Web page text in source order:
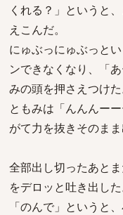
くれる？」というと
えこんだ。
にゅぶっにゅぶっと
ンできなくなり、「
みの頭を押さえつけた
ともみは「んんんー
がて力を抜きそのま
全部出し切ったあと
をデロッと吐き出した
「のんで」というと